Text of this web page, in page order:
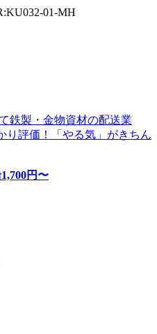
01-MH
鉄製・金物資材の配送業
評価！「やる気」がきちん
1,700円〜